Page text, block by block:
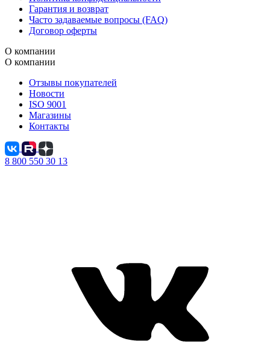
Гарантия и возврат
Часто задаваемые вопросы (FAQ)
Договор оферты
О компании
О компании
Отзывы покупателей
Новости
ISO 9001
Магазины
Контакты
8 800 550 30 13